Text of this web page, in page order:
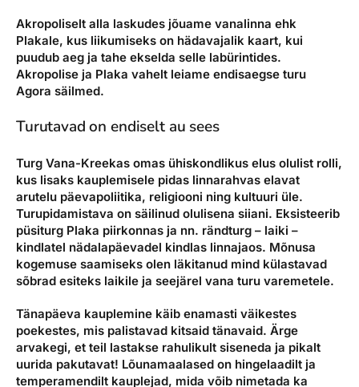
Akropoliselt alla laskudes jõuame vanalinna ehk
Plakale, kus liikumiseks on hädavajalik kaart, kui
puudub aeg ja tahe ekselda selle labürintides.
Akropolise ja Plaka vahelt leiame endisaegse turu
Agora säilmed.
Turutavad on endiselt au sees
Turg Vana-Kreekas omas ühiskondlikus elus olulist rolli,
kus lisaks kauplemisele pidas linnarahvas elavat
arutelu päevapoliitika, religiooni ning kultuuri üle.
Turupidamistava on säilinud olulisena siiani. Eksisteerib
püsiturg Plaka piirkonnas ja nn. rändturg – laiki –
kindlatel nädalapäevadel kindlas linnajaos. Mõnusa
kogemuse saamiseks olen läkitanud mind külastavad
sõbrad esiteks laikile ja seejärel vana turu varemetele.
Tänapäeva kauplemine käib enamasti väikestes
poekestes, mis palistavad kitsaid tänavaid. Ärge
arvakegi, et teil lastakse rahulikult siseneda ja pikalt
uurida pakutavat! Lõunamaalased on hingelaadilt ja
temperamendilt kauplejad, mida võib nimetada ka